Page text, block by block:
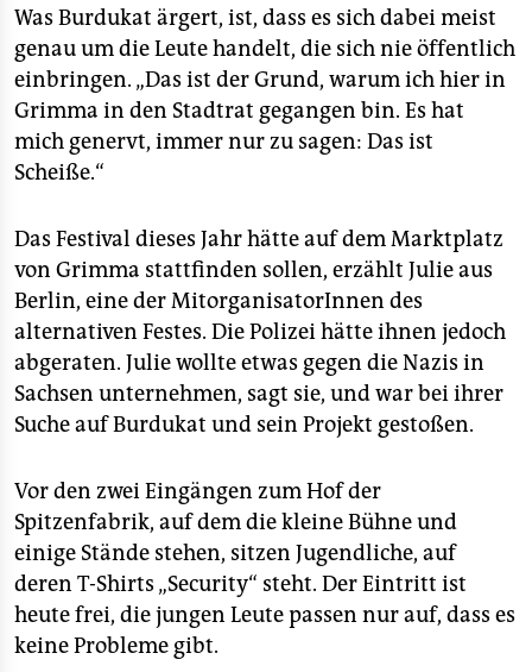
Was Burdukat ärgert, ist, dass es sich dabei meist
genau um die Leute handelt, die sich nie öffentlich
einbringen. „Das ist der Grund, warum ich hier in
Grimma in den Stadtrat gegangen bin. Es hat
mich genervt, immer nur zu sagen: Das ist
Scheiße.“
Das Festival dieses Jahr hätte auf dem Marktplatz
von Grimma stattfinden sollen, erzählt Julie aus
Berlin, eine der MitorganisatorInnen des
alternativen Festes. Die Polizei hätte ihnen jedoch
abgeraten. Julie wollte etwas gegen die Nazis in
Sachsen unternehmen, sagt sie, und war bei ihrer
Suche auf Burdukat und sein Projekt gestoßen.
Vor den zwei Eingängen zum Hof der
Spitzenfabrik, auf dem die kleine Bühne und
einige Stände stehen, sitzen Jugendliche, auf
deren T-Shirts „Security“ steht. Der Eintritt ist
heute frei, die jungen Leute passen nur auf, dass es
keine Probleme gibt.